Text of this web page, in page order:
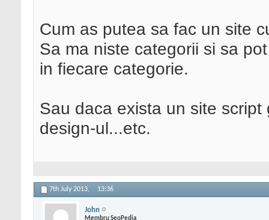
Cum as putea sa fac un site
Sa ma niste categorii si sa
in fiecare categorie.
Sau daca exista un site
design-ul...etc.
7th July 2013, 13:36
John
Membru SeoPedia